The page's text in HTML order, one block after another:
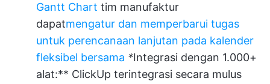
Gantt Chart tim manufaktur
dapatmengatur dan memperbarui tugas
untuk perencanaan lanjutan pada kalender
fleksibel bersama *Integrasi dengan 1.000+
alat:** ClickUp terintegrasi secara mulus